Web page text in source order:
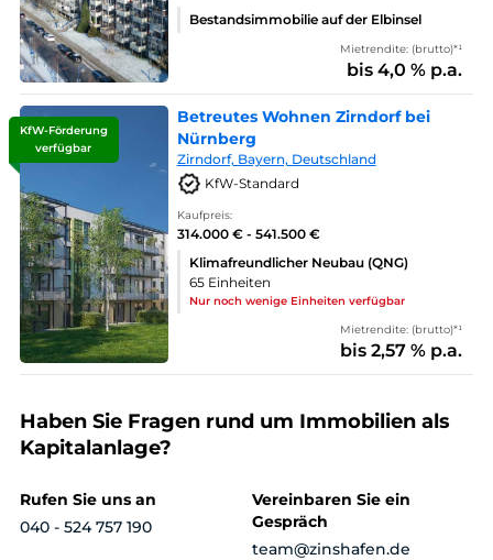
Bestandsimmobilie auf der Elbinsel
Mietrendite: (brutto)*¹
bis 4,0 % p.a.
KfW-Förderung
verfügbar
Betreutes Wohnen Zirndorf bei
Nürnberg
Zirndorf, Bayern, Deutschland
KfW-Standard
Kaufpreis:
314.000 € - 541.500 €
Klimafreundlicher Neubau (QNG)
65 Einheiten
Nur noch wenige Einheiten verfügbar
Mietrendite: (brutto)*¹
bis 2,57 % p.a.
Haben Sie Fragen rund um Immobilien als
Kapitalanlage?
Rufen Sie uns an
040 - 524 757 190
Vereinbaren Sie ein
Gespräch
team@zinshafen.de